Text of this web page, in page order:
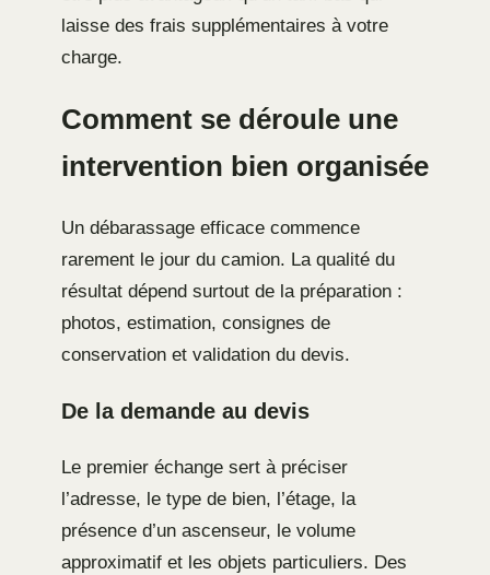
laisse des frais supplémentaires à votre
charge.
Comment se déroule une
intervention bien organisée
Un débarassage efficace commence
rarement le jour du camion. La qualité du
résultat dépend surtout de la préparation :
photos, estimation, consignes de
conservation et validation du devis.
De la demande au devis
Le premier échange sert à préciser
l’adresse, le type de bien, l’étage, la
présence d’un ascenseur, le volume
approximatif et les objets particuliers. Des